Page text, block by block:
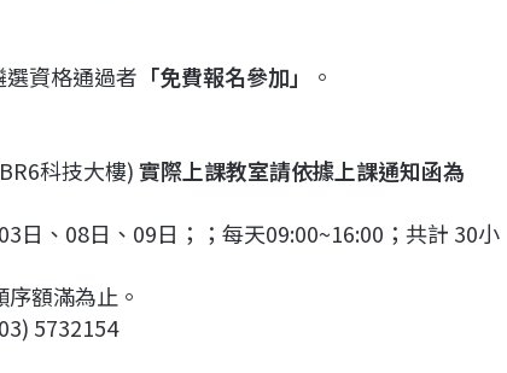
資格通過者 「免費報名參加」
。
科技大樓)實際上課教室請依據上課通知函為
日、08日、09日；；每天09:00~16:00；共計 30小
額滿為止。
5732154